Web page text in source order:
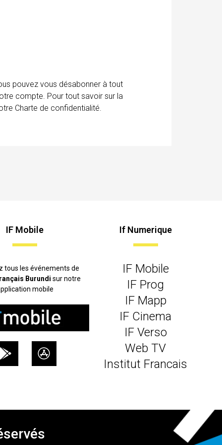
pouvez vous désabonner à tout
compte. Pour tout savoir sur la
Charte de confidentialité.
IF Mobile
tous les événements de
Burundisur notre
mobile
If Numerique
IF Mobile
IF Prog
IF Mapp
IF Cinema
IF Verso
Web TV
Institut Francais